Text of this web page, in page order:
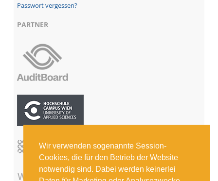
Wir verwenden sogenannte Session-
Cookies, die für den Betrieb der Website
notwendig sind. Dabei werden keinerlei
Passwort vergessen?
PARTNER